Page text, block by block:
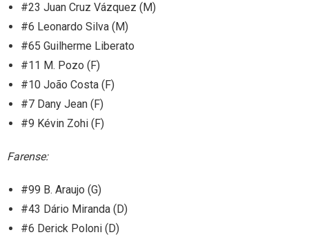
#23 Juan Cruz Vázquez (M)
#6 Leonardo Silva (M)
#65 Guilherme Liberato
#11 M. Pozo (F)
#10 João Costa (F)
#7 Dany Jean (F)
#9 Kévin Zohi (F)
Farense:
#99 B. Araujo (G)
#43 Dário Miranda (D)
#6 Derick Poloni (D)